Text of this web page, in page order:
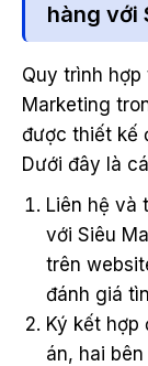
hàng với
Quy trình
Marketing
được thiết kế
Dưới đây là
Liên hệ và
với Siêu
trên
đánh giá
Ký kết hợp
án, hai